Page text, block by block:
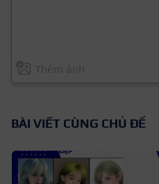
BÀI VIẾT CÙNG CHỦ ĐỀ